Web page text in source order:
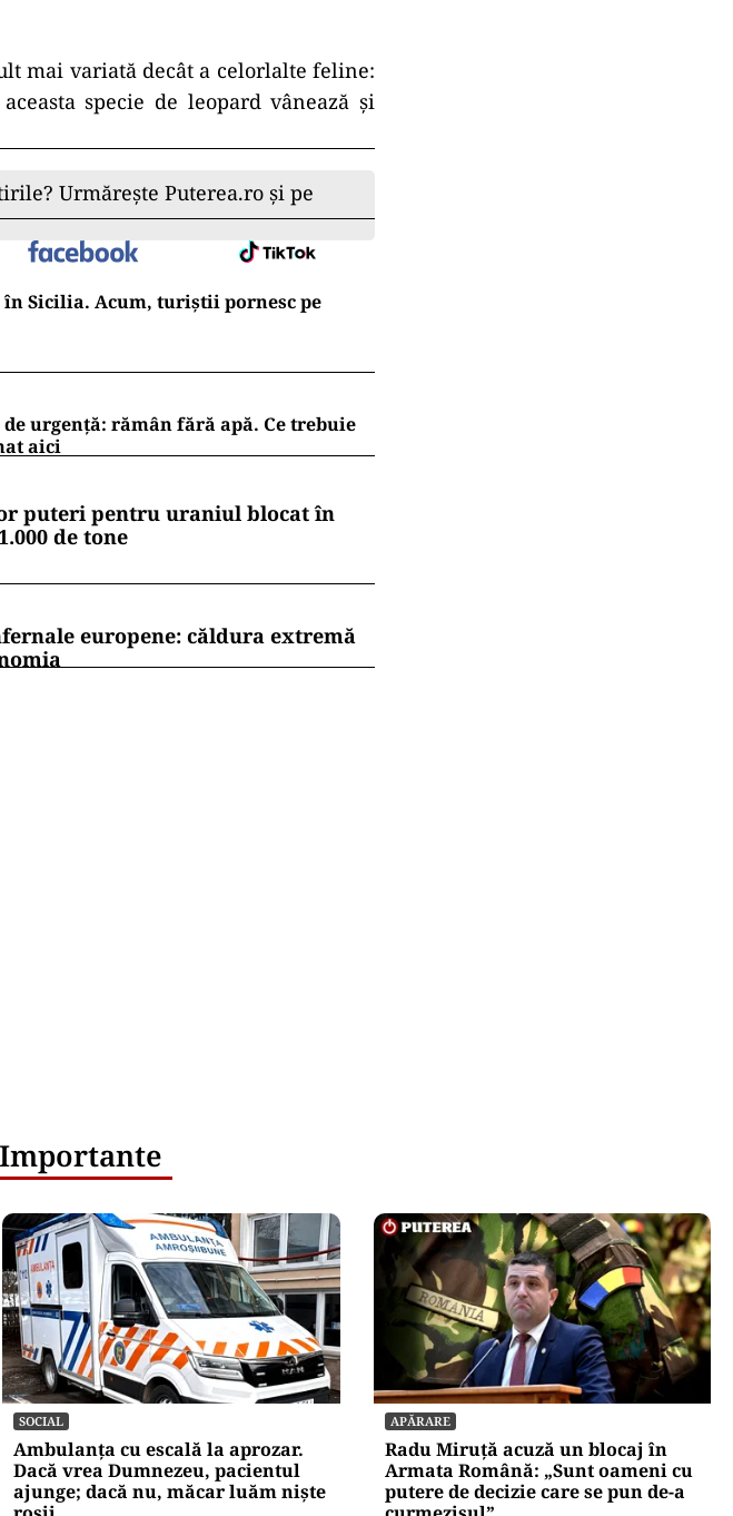
mai variată decât a celorlalte feline:
specie de leopard vânează și
Urmărește Puterea.ro și pe
în Sicilia. Acum, turiștii pornesc pe
urgență: rămân fără apă. Ce trebuie
aici
puteri pentru uraniul blocat în
de tone
europene: căldura extremă
SOCIAL
Ambulanța cu escală la aprozar.
Dacă vrea Dumnezeu, pacientul
ajunge; dacă nu, măcar luăm niște
APĂRARE
Radu Miruță acuză un blocaj în
Armata Română: „Sunt oameni cu
putere de decizie care se pun de-a